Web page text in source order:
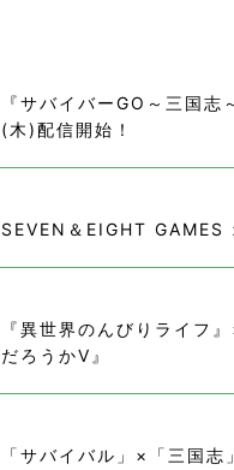
『サバイバーGO～三国
(木)配信開始！
SEVEN＆EIGHT GAMES
『異世界のんびりライフ
だろうかⅤ』
「サバイバル」×「三国